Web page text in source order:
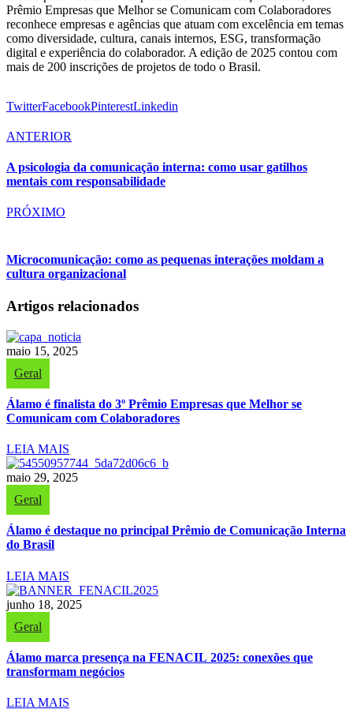
Prêmio Empresas que Melhor se Comunicam com Colaboradores
reconhece empresas e agências que atuam com excelência em temas
como diversidade, cultura, canais internos, ESG, transformação
digital e experiência do colaborador. A edição de 2025 contou com
mais de 200 inscrições de projetos de todo o Brasil.
TwitterFacebookPinterestLinkedin
ANTERIOR
A psicologia da comunicação interna: como usar gatilhos
mentais com responsabilidade
PRÓXIMO
Microcomunicação: como as pequenas interações moldam a
cultura organizacional
Artigos relacionados
maio 15, 2025
Geral
Álamo é finalista do 3º Prêmio Empresas que Melhor se
Comunicam com Colaboradores
LEIA MAIS
maio 29, 2025
Geral
Álamo é destaque no principal Prêmio de Comunicação Interna
do Brasil
LEIA MAIS
junho 18, 2025
Geral
Álamo marca presença na FENACIL 2025: conexões que
transformam negócios
LEIA MAIS